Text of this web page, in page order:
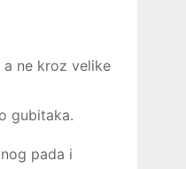
ne kroz velike
gubitaka.
pada i